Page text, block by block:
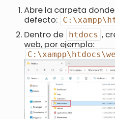
Abre la carpeta donde
defecto:
Dentro de htdocs ,
web, por ejemplo: